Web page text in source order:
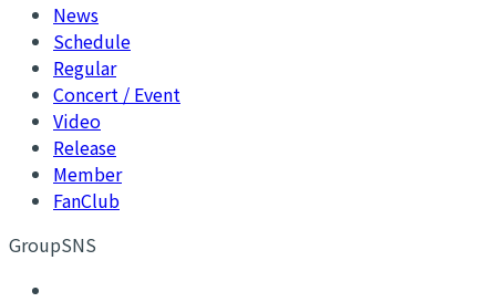
News
Schedule
Regular
Concert / Event
Video
Release
Member
FanClub
GroupSNS